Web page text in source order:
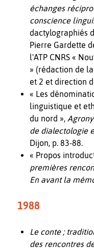
échanges
conscience
dactylographiés
Pierre Gardette
l'ATP CNRS «
» (rédaction de
et 2 et direction
« Les
linguistique et
du nord »,
de dialectologie
Dijon, p. 83-88.
« Propos
premières
En avant la
1988
Le conte ;
des rencontres